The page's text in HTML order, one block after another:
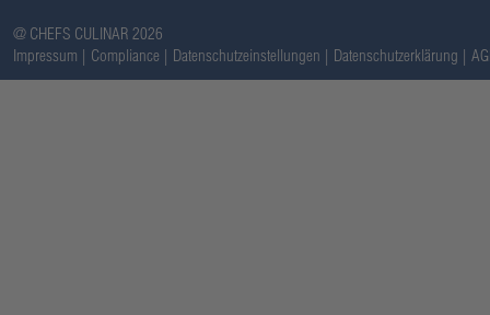
@ CHEFS CULINAR 2026
Impressum
Compliance Datenschutzeinstellungen Datenschutzerklärung